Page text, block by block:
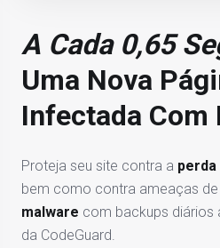
A Cada 0,65
Uma Nova
Infectada Com
Proteja seu site contra a
bem como contra ameaças de
malware com backups diários
da CodeGuard.